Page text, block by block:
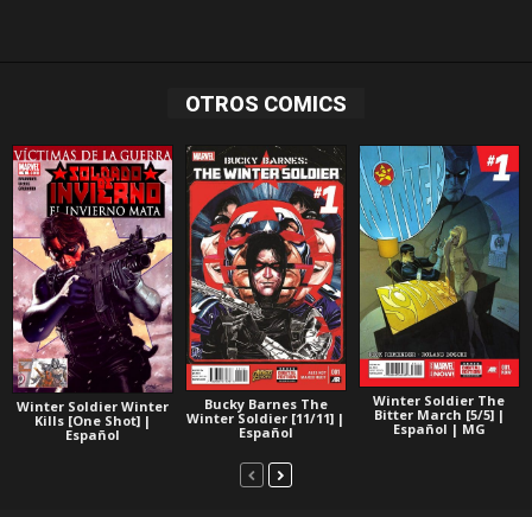
OTROS COMICS
Winter Soldier Winter
Kills [One Shot] |
Español
Bucky Barnes The
Winter Soldier [11/11] |
Español
Winter Soldier The
Bitter March [5/5] |
Español | MG